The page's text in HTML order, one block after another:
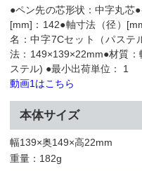
●ペン先の芯形状：中字丸芯
[mm]：142●軸寸法（径）
名：中字7Cセット（パステ
法：149×139×22mm●材質
ステル) ●最小出荷単位： 1
動画1はこちら
本体サイズ
幅139×奥149×高22mm
重量：182g